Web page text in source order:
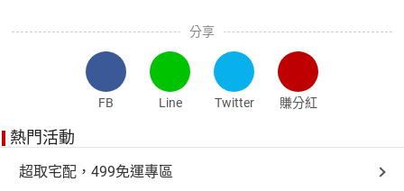
分享
FB Line Twitter 賺分紅
熱門活動
超取宅配，499免運專區